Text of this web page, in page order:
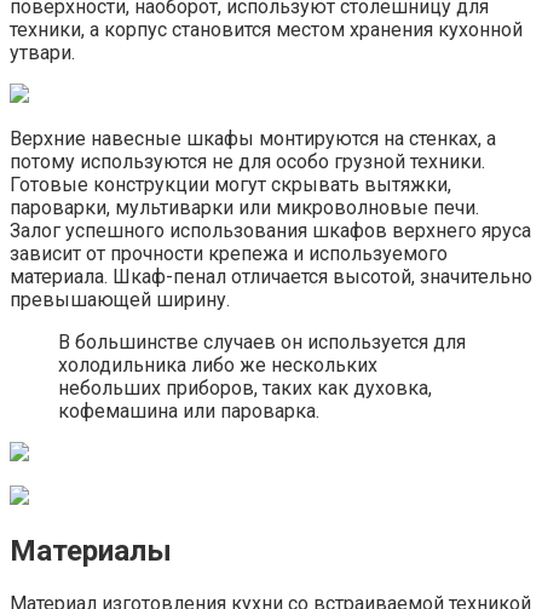
поверхности, наоборот, используют столешницу для
техники, а корпус становится местом хранения кухонной
утвари.
Верхние навесные шкафы монтируются на стенках, а
потому используются не для особо грузной техники.
Готовые конструкции могут скрывать вытяжки,
пароварки, мультиварки или микроволновые печи.
Залог успешного использования шкафов верхнего яруса
зависит от прочности крепежа и используемого
материала. Шкаф-пенал отличается высотой, значительно
превышающей ширину.
В большинстве случаев он используется для
холодильника либо же нескольких
небольших приборов, таких как духовка,
кофемашина или пароварка.
Материалы
Материал изготовления кухни со встраиваемой техникой